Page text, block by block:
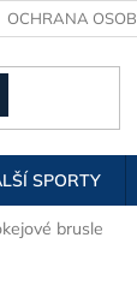
OCHRANA
SPORTY
brusle